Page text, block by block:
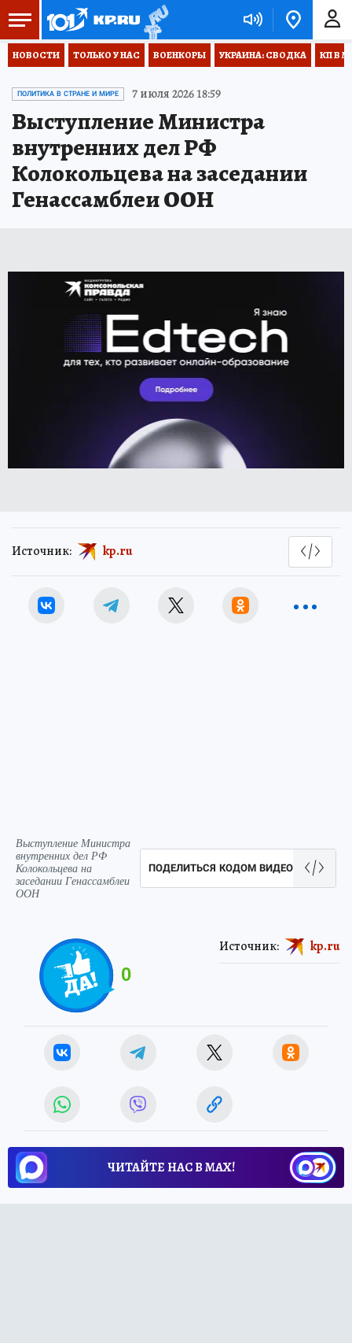
НОВОСТИ ТОЛЬКО У НАС ВОЕНКОРЫ УКРАИНА: СВОДКА КП В
ПОЛИТИКА В СТРАНЕ И МИРЕ 7 июля 2026 18:59
Выступление Министра
внутренних дел РФ
Колокольцева на заседании
Генассамблеи ООН
Источник: kp.ru
Выступление Министра
внутренних дел РФ
Колокольцева на
заседании Генассамблеи
ООН
ПОДЕЛИТЬСЯ КОДОМ ВИДЕО
0
Источник: kp.ru
ЧИТАЙТЕ НАС В МАХ!